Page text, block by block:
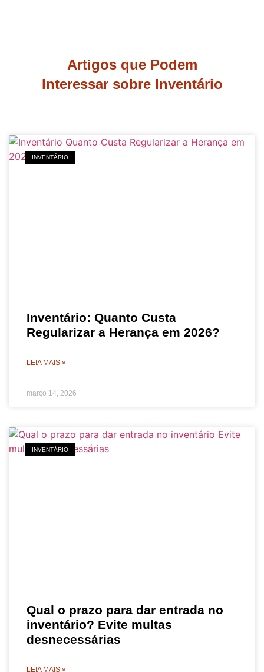
Artigos que Podem
Interessar sobre Inventário
INVENTÁRIO
Inventário: Quanto Custa
Regularizar a Herança em 2026?
LEIA MAIS »
março 14, 2026
INVENTÁRIO
Qual o prazo para dar entrada no
inventário? Evite multas
desnecessárias
LEIA MAIS »